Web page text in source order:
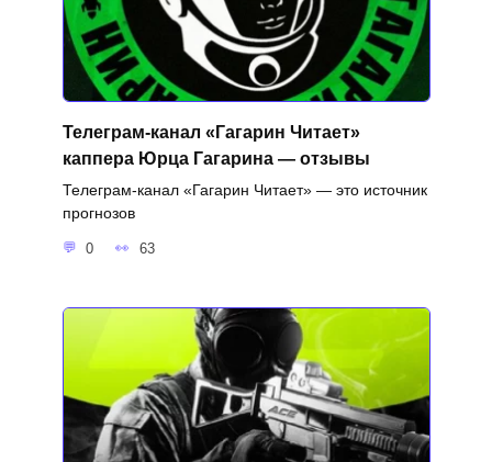
Телеграм-канал «Гагарин Читает»
каппера Юрца Гагарина — отзывы
Телеграм-канал «Гагарин Читает» — это источник
прогнозов
0 63